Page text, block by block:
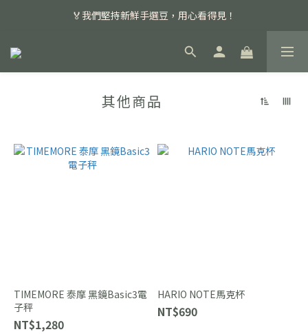
📣 本月主打特殊處理咖啡豆，任選超優惠！
🏅我們堅持新鮮手選豆，用心看得見！
📣 📣 新加入會員即享百元購物金，消費滿額再享免運費！
其他商品
TIMEMORE 泰摩 黑鏡Basic3電
子秤
NT$1,280
HARIO NOTE馬克杯
NT$690